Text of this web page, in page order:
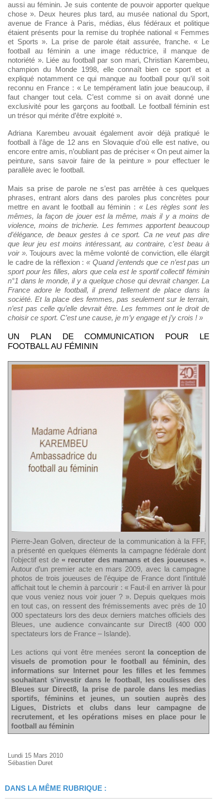
aussi au féminin. Je suis contente de pouvoir apporter quelque
chose ». Deux heures plus tard, au musée national du Sport,
avenue de France à Paris, médias, élus fédéraux et politique
étaient présents pour la remise du trophée national « Femmes
et Sports ». La prise de parole était assurée, franche. « Le
football au féminin a une image réductrice, il manque de
notoriété ». Liée au football par son mari, Christian Karembeu,
champion du Monde 1998, elle connaît bien ce sport et a
expliqué notamment ce qui manque au football pour qu’il soit
reconnu en France : « Le tempérament latin joue beaucoup, il
faut changer tout cela. C’est comme si on avait donné une
exclusivité pour les garçons au football. Le football féminin est
un trésor qui mérite d’être exploité ».
Adriana Karembeu avouait également avoir déjà pratiqué le
football à l’âge de 12 ans en Slovaquie d’où elle est native, ou
encore entre amis, n’oubliant pas de préciser « On peut aimer la
peinture, sans savoir faire de la peinture » pour effectuer le
parallèle avec le football.
Mais sa prise de parole ne s’est pas arrêtée à ces quelques
phrases, entrant alors dans des paroles plus concrètes pour
mettre en avant le football au féminin : « Les règles sont les
mêmes, la façon de jouer est la même, mais il y a moins de
violence, moins de tricherie. Les femmes apportent beaucoup
d’élégance, de beaux gestes à ce sport. Ca ne veut pas dire
que leur jeu est moins intéressant, au contraire, c’est beau à
voir ». Toujours avec la même volonté de conviction, elle élargit
le cadre de la réflexion :« Quand j’entends que ce n’est pas un
sport pour les filles, alors que cela est le sportif collectif féminin
n°1 dans le monde, il y a quelque chose qui devrait changer. La
France adore le football, il prend tellement de place dans la
société. Et la place des femmes, pas seulement sur le terrain,
n’est pas celle qu’elle devrait être. Les femmes ont le droit de
choisir ce sport. C’est une cause, je m’y engage et j’y crois ! »
UN PLAN DE COMMUNICATION POUR LE
FOOTBALL AU FÉMININ
Pierre-Jean Golven, directeur de la communication à la FFF,
a présenté en quelques éléments la campagne fédérale dont
l’objectif est de « recruter des mamans et des joueuses ».
Autour d’un premier acte en mars 2009, avec la campagne
photos de trois joueuses de l’équipe de France dont l’intitulé
affichait tout le chemin à parcourir : « Faut-il en arriver là pour
que vous veniez nous voir jouer ? ». Depuis quelques mois
en tout cas, on ressent des frémissements avec près de 10
000 spectateurs lors des deux derniers matches officiels des
Bleues, une audience convaincante sur Direct8 (400 000
spectateurs lors de France – Islande).
Les actions qui vont être menées seront la conception de
visuels de promotion pour le football au féminin, des
informations sur Internet pour les filles et les femmes
souhaitant s'investir dans le football, les coulisses des
Bleues sur Direct8, la prise de parole dans les medias
sportifs, féminins et jeunes, un soutien auprès des
Ligues, Districts et clubs dans leur campagne de
recrutement, et les opérations mises en place pour le
football au féminin
Lundi 15 Mars 2010
Sébastien Duret
DANS LA MÊME RUBRIQUE :